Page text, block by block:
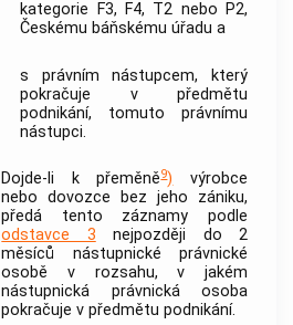
kategorie F3, F4, T2 nebo P2,
Českému báňskému úřadu a
s právním nástupcem, který
pokračuje v předmětu
podnikání, tomuto právnímu
nástupci.
Dojde-li k přeměně9)
výrobce
nebodovozce bez jeho zániku,
předá tento záznamy podle
odstavce 3 nejpozději do 2
měsíců nástupnické právnické
osobě v rozsahu, v jakém
nástupnická právnická osoba
pokračuje v předmětu podnikání.